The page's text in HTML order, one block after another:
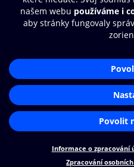
© O2 Czech Republic a.s.
Zásady zpracování osobních
Nastavení cookies
Čti a